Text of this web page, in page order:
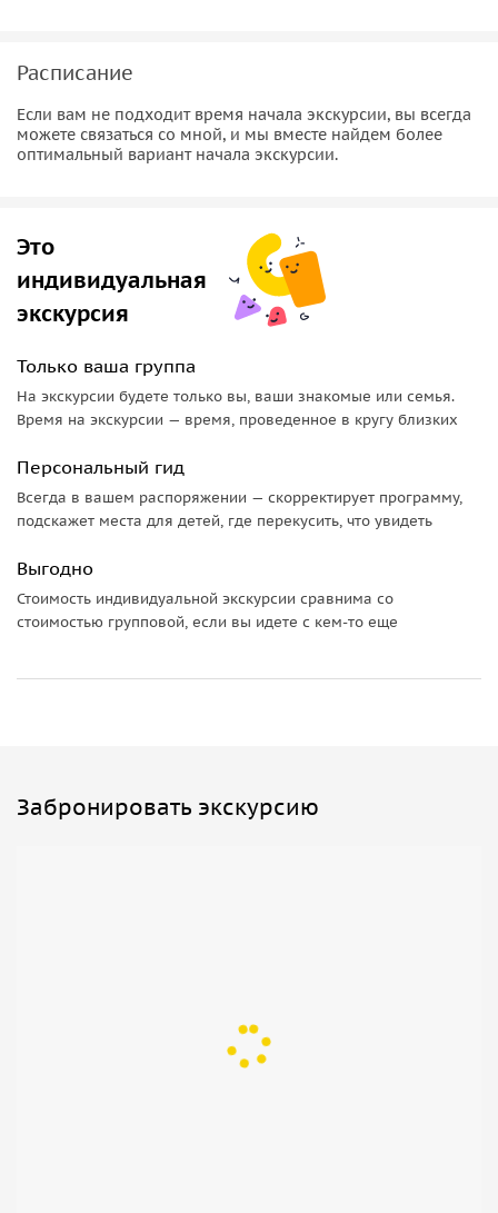
открыт памятник с маленьким озером. Мы полюбуемся
им, зайдя в самый элегантный квартал Нижнего города и
завершим наше путешествие упамятника знаменитому
Арлекину, которого мы знаем с вами под именем
С радостью посоветую какие местные блюда и вина
отведать и какие лучшие продукты купить, а также
расскажу о бергамских сырах, которые являются
гордостью нашего края, так как в Италии всего 50 сортов
качества, и ДЕВЯТЬ из них производятся именно на
холмах Бергамо!
сюрприз, который будет напоминать вам о путешествии в
Бергамо. Добро пожаловать к нам!
Важно! Просим до дополнительного
подтверждения гида предоплату сразу не вносить.
Расписание
Если вам не подходит время начала экскурсии, вы всегда
можете связаться со мной, и мы вместе найдем более
оптимальный вариант начала экскурсии.
Это
индивидуальная
экскурсия
Только ваша группа
На экскурсии будете только вы, ваши знакомые или семья.
Время на экскурсии — время, проведенное в кругу близких
Персональный гид
Всегда в вашем распоряжении — скорректирует программу,
подскажет места для детей, где перекусить, что увидеть
Выгодно
Стоимость индивидуальной экскурсии сравнима со
стоимостью групповой, если вы идете с кем-то еще
Забронировать экскурсию